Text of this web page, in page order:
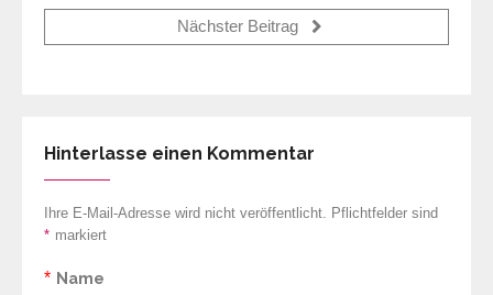
Nächster Beitrag
Hinterlasse einen Kommentar
Ihre E-Mail-Adresse wird nicht veröffentlicht. Pflichtfelder sind
markiert
*
Name
*